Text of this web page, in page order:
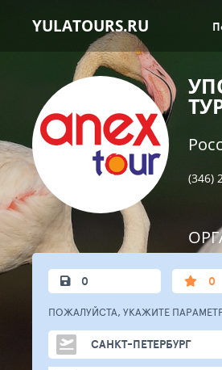
YULATOURS.RU
(346)
0 0
ПОЖАЛУЙСТА, УКАЖИТЕ
САНКТ-ПЕТЕРБУРГ